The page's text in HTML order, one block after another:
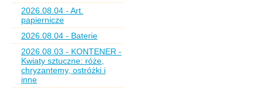
2026.08.04 - Art.
papiernicze
2026.08.04 - Baterie
2026.08.03 - KONTENER -
Kwiaty sztuczne: róże,
chryzantemy, ostróżki i
inne